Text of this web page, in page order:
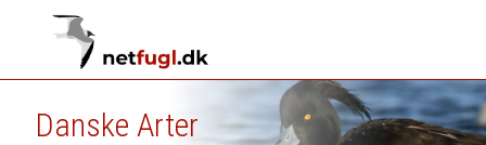
Danske Arter